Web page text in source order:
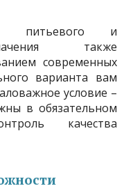
питьевого и
также
современных
варианта вам
условие –
в обязательном
качества